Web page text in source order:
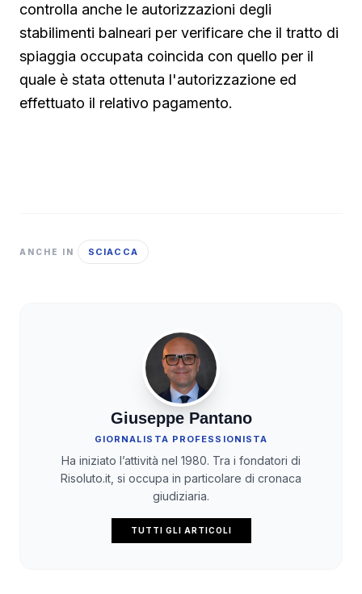
controlla anche le autorizzazioni degli
stabilimenti balneari per verificare che il tratto di
spiaggia occupata coincida con quello per il
quale è stata ottenuta l'autorizzazione ed
effettuato il relativo pagamento.
ANCHE IN SCIACCA
Giuseppe Pantano
GIORNALISTA PROFESSIONISTA
Ha iniziato l’attività nel 1980. Tra i fondatori di
Risoluto.it, si occupa in particolare di cronaca
giudiziaria.
TUTTI GLI ARTICOLI